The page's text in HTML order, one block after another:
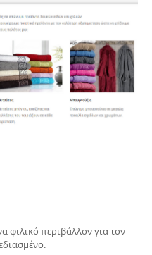
φιλικό περιβάλλον για τον